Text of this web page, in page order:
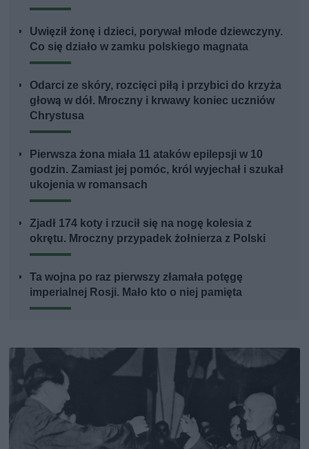
Uwięził żonę i dzieci, porywał młode dziewczyny.
Co się działo w zamku polskiego magnata
Odarci ze skóry, rozcięci piłą i przybici do krzyża
głową w dół. Mroczny i krwawy koniec uczniów
Chrystusa
Pierwsza żona miała 11 ataków epilepsji w 10
godzin. Zamiast jej pomóc, król wyjechał i szukał
ukojenia w romansach
Zjadł 174 koty i rzucił się na nogę kolesia z
okrętu. Mroczny przypadek żołnierza z Polski
Ta wojna po raz pierwszy złamała potęgę
imperialnej Rosji. Mało kto o niej pamięta